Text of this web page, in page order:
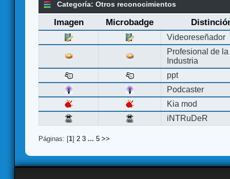
Categoría: Otros reconocimientos
Imagen Microbadge
Videoreseñador
Profesional de la
Industria
ppt
Podcaster
Kia mod
iNTRuDeR
Páginas: [1] 2 3 ... 5 >>